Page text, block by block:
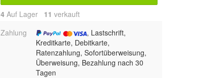
4 Auf Lager 11 verkauft
Zahlung
, Lastschrift,
Kreditkarte, Debitkarte,
Ratenzahlung, Sofortüberweisung,
Überweisung, Bezahlung nach 30
Tagen